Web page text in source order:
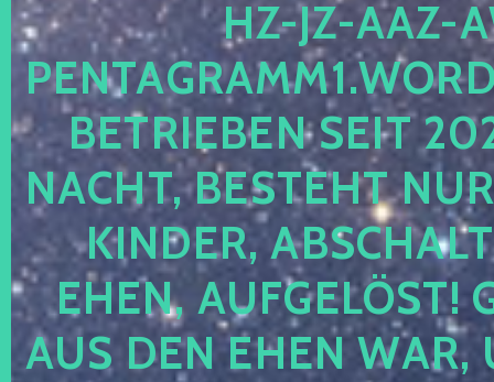
-JZ-AAZ-
TRIEBEN SEIT 2024
CHT, BESTEHT NUR
NDER,
EN, AUFGELÖST!
S DEN EHEN WAR,